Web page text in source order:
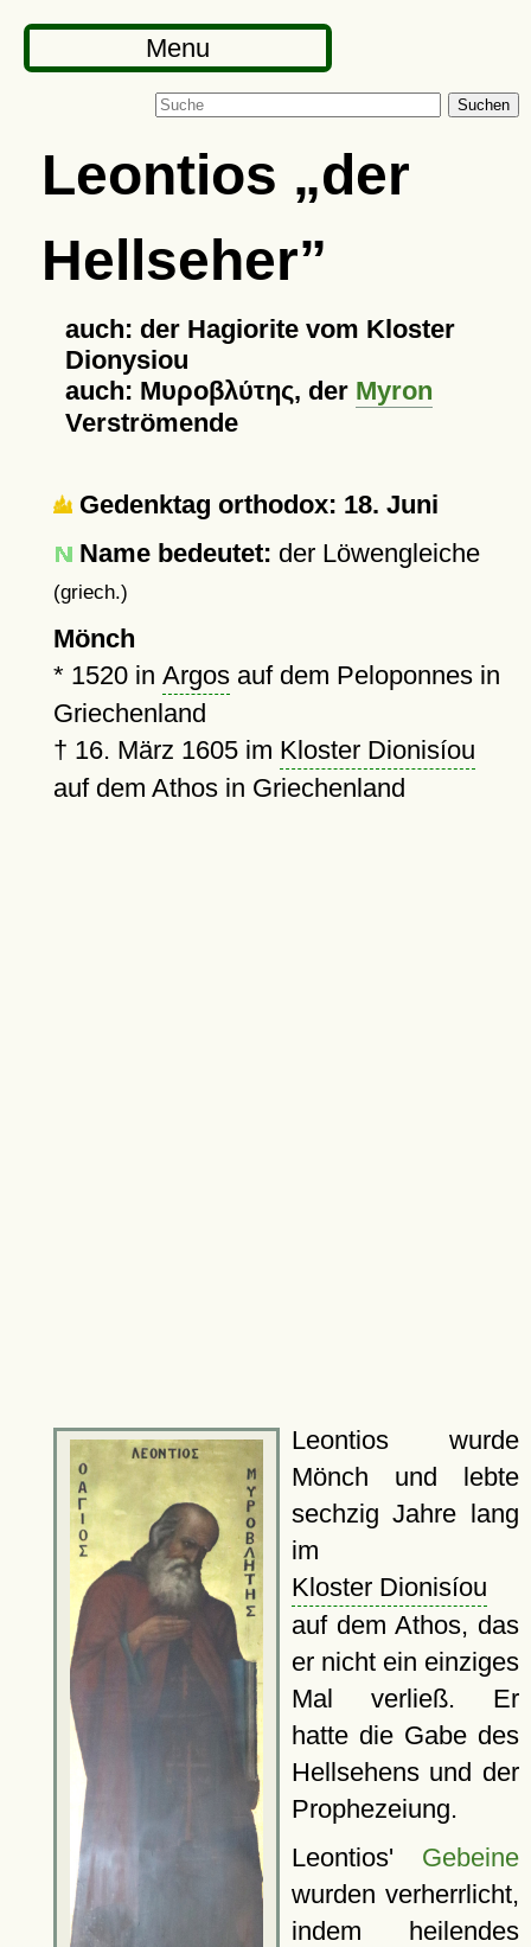
Menu
Suchen
Leontios
der
Hellseher
auch: der Hagiorite vom Kloster
Dionysiou
auch: Μυροβλύτης, der Myron
Verströmende
Gedenktag orthodox: 18. Juni
Name bedeutet: der Löwengleiche
(griech.)
Mönch
* 1520in Argosauf dem Peloponnes in
Griechenland
† 16. März 1605im Kloster Dionisíou
auf dem Athos in Griechenland
Leontios wurde
Mönch und lebte
sechzig Jahre lang
im
Kloster Dionisíou
auf dem Athos, das
er nicht ein einziges
Mal verließ. Er
hatte die Gabe des
Hellsehens und der
Prophezeiung.
Leontios' Gebeine
wurden verherrlicht,
indem heilendes